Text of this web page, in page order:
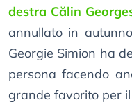
destra Călin
annullato in
Georgie Simion ha
persona facendo
grande favorito per